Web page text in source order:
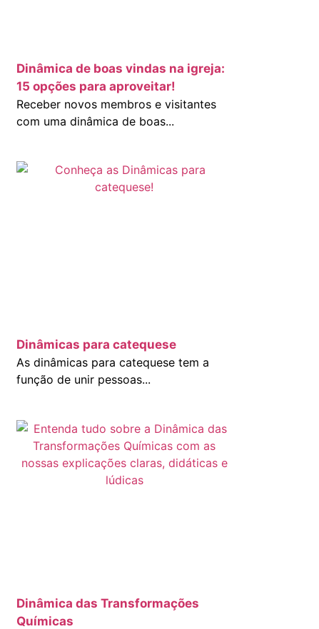
Dinâmica de boas vindas na igreja:
15 opções para aproveitar!
Receber novos membros e visitantes
com uma dinâmica de boas...
Dinâmicas para catequese
As dinâmicas para catequese tem a
função de unir pessoas...
Dinâmica das Transformações
Químicas